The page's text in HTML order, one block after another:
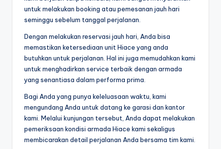
untuk melakukan booking atau pemesanan jauh hari
seminggu sebelum tanggal perjalanan.
Dengan melakukan reservasi jauh hari, Anda bisa
memastikan ketersediaan unit Hiace yang anda
butuhkan untuk perjalanan. Hal ini juga memudahkan kami
untuk menghadirkan service terbaik dengan armada
yang senantiasa dalam performa prima.
Bagi Anda yang punya keleluasaan waktu, kami
mengundang Anda untuk datang ke garasi dan kantor
kami. Melalui kunjungan tersebut, Anda dapat melakukan
pemeriksaan kondisi armada Hiace kami sekaligus
membicarakan detail perjalanan Anda bersama tim kami.